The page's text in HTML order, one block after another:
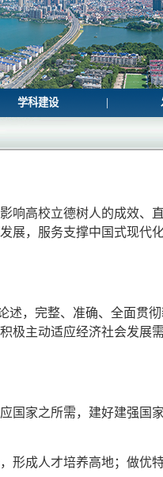
学科建设 |
响高校立德树人的成效、
展，服务支撑中国式现代
述，完整、准确、全面贯
极主动适应经济社会发展
国家之所需，建好建强国
形成人才培养高地；做优